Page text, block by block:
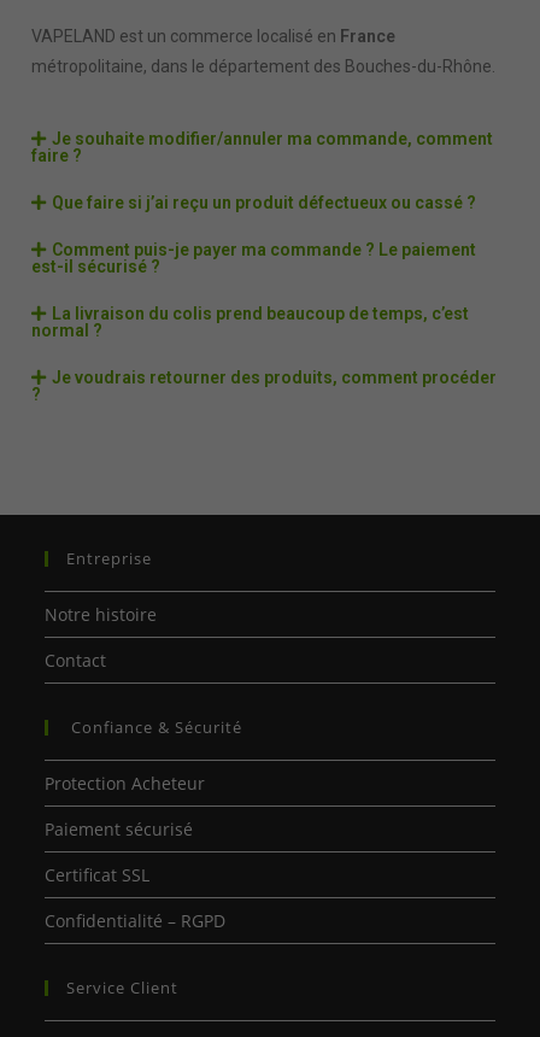
VAPELAND est un commerce localisé en France
métropolitaine, dans le département des Bouches-du-Rhône.
Je souhaite modifier/annuler ma commande, comment
faire ?
Que faire si j’ai reçu un produit défectueux ou cassé ?
Comment puis-je payer ma commande ? Le paiement
est-il sécurisé ?
La livraison du colis prend beaucoup de temps, c’est
normal ?
Je voudrais retourner des produits, comment procéder
?
Entreprise
Notre histoire
Contact
Confiance & Sécurité
Protection Acheteur
Paiement sécurisé
Certificat SSL
Confidentialité – RGPD
Service Client